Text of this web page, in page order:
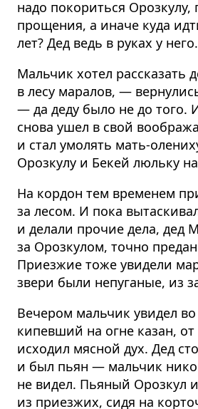
надо покориться Орозкулу,
прощения, а иначе куда
лет? Дед ведь в руках у
Мальчик хотел рассказать
в лесу маралов, —
— да деду было не до того.
снова ушел в свой
и стал умолять мать-
Орозкулу и Бекей люльку
На кордон тем временем
за лесом. И пока
и делали прочие дела, дед
за Орозкулом, точно
Приезжие тоже увидели
звери были непуганые, из
Вечером мальчик увидел
кипевший на огне казан, от
исходил мясной дух. Дед
и был пьян — мальчик
не видел. Пьяный Орозкул
из приезжих, сидя на